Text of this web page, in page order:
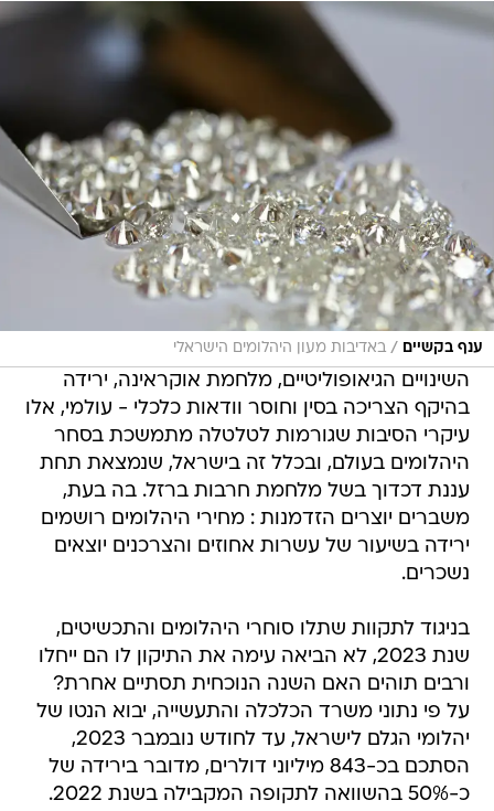
ענף בקשיים / באדיבות מעון היהלומים הישראלי
השינויים הגיאופוליטיים, מלחמת אוקראינה, ירידה
בהיקף הצריכה בסין וחוסר וודאות כלכלי - עולמי, אלו
עיקרי הסיבות שגורמות לטלטלה מתמשכת בסחר
היהלומים בעולם, ובכלל זה בישראל, שנמצאת תחת
עננת דכדוך בשל מלחמת חרבות ברזל. בה בעת,
משברים יוצרים הזדמנות : מחירי היהלומים רושמים
ירידה בשיעור של עשרות אחוזים והצרכנים יוצאים
נשכרים.
בניגוד לתקוות שתלו סוחרי היהלומים והתכשיטים,
שנת 2023, לא הביאה עימה את התיקון לו הם ייחלו
ורבים תוהים האם השנה הנוכחית תסתיים אחרת?
על פי נתוני משרד הכלכלה והתעשייה, יבוא הנטו של
יהלומי הגלם לישראל, עד לחודש נובמבר 2023,
הסתכם בכ-843 מיליוני דולרים, מדובר בירידה של
כ-50% בהשוואה לתקופה המקבילה בשנת 2022.